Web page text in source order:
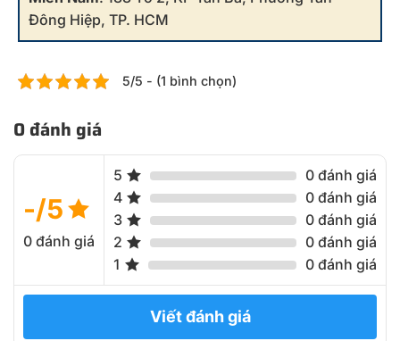
Đông Hiệp, TP. HCM
5/5 - (1 bình chọn)
0 đánh giá
-/5
0 đánh giá
5
0 đánh giá
4
0 đánh giá
3
0 đánh giá
2
0 đánh giá
1
0 đánh giá
Viết đánh giá